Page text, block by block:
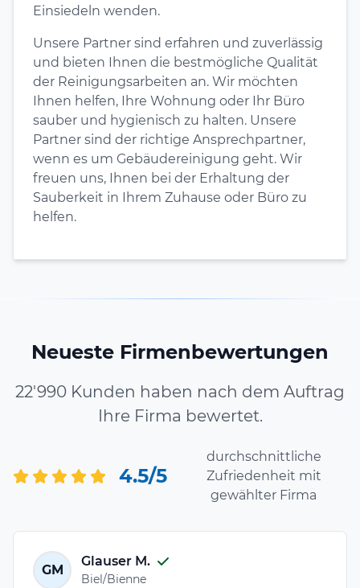
Einsiedeln wenden.
Unsere Partner sind erfahren und zuverlässig
und bieten Ihnen die bestmögliche Qualität
der Reinigungsarbeiten an. Wir möchten
Ihnen helfen, Ihre Wohnung oder Ihr Büro
sauber und hygienisch zu halten. Unsere
Partner sind der richtige Ansprechpartner,
wenn es um Gebäudereinigung geht. Wir
freuen uns, Ihnen bei der Erhaltung der
Sauberkeit in Ihrem Zuhause oder Büro zu
helfen.
Neueste Firmenbewertungen
22'990 Kunden haben nach dem Auftrag
Ihre Firma bewertet.
4.5/5
durchschnittliche
Zufriedenheit mit
gewählter Firma
GM
Glauser M.
Biel/Bienne